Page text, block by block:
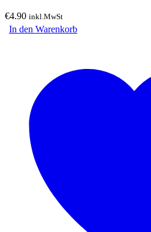
€4.90 inkl.MwSt
In den Warenkorb